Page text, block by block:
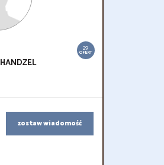
29
OFERT
HANDZEL
zostaw wiadomość